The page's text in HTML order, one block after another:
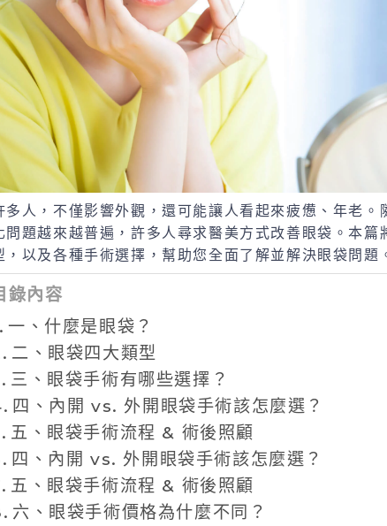
多人，不僅影響外觀，還可能讓人看起來疲憊、年老。
問題越來越普遍，許多人尋求醫美方式改善眼袋。本篇
以及各種手術選擇，幫助您全面了解並解決眼袋問題
錄內容
一、什麼是眼袋？
二、眼袋四大類型
三、眼袋手術有哪些選擇？
四、內開 vs. 外開眼袋手術該怎麼選？
五、眼袋手術流程 & 術後照顧
四、內開 vs. 外開眼袋手術該怎麼選？
五、眼袋手術流程 & 術後照顧
六、眼袋手術價格為什麼不同？